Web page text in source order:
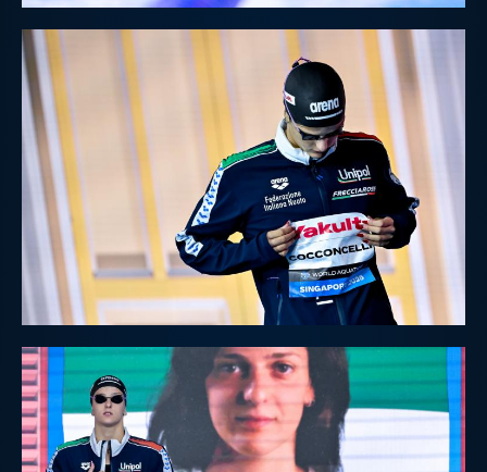
Archivio News
Flash News
Galleria fotografica
Videogallery
Intranet
Webmail
Contatti